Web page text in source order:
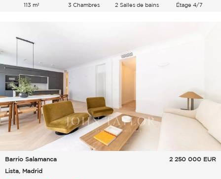
113 m² 3 Chambres 2 Salles de bains Étage 4/7
Barrio Salamanca
Lista, Madrid
2 250 000 EUR